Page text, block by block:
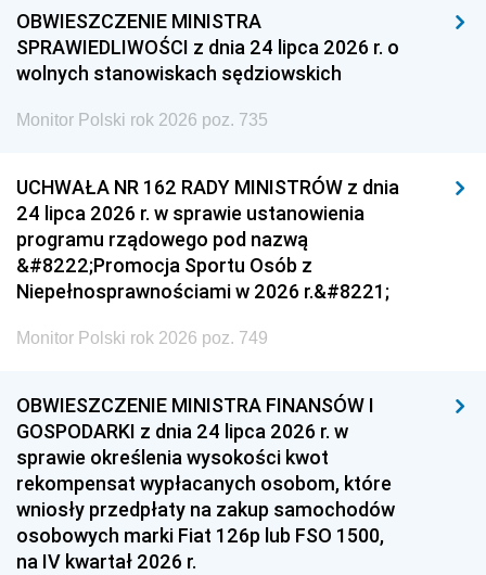
OBWIESZCZENIE MINISTRA
SPRAWIEDLIWOŚCI z dnia 24 lipca 2026 r. o
wolnych stanowiskach sędziowskich
Monitor Polski rok 2026 poz. 735
UCHWAŁA NR 162 RADY MINISTRÓW z dnia
24 lipca 2026 r. w sprawie ustanowienia
programu rządowego pod nazwą
&#8222;Promocja Sportu Osób z
Niepełnosprawnościami w 2026 r.&#8221;
Monitor Polski rok 2026 poz. 749
OBWIESZCZENIE MINISTRA FINANSÓW I
GOSPODARKI z dnia 24 lipca 2026 r. w
sprawie określenia wysokości kwot
rekompensat wypłacanych osobom, które
wniosły przedpłaty na zakup samochodów
osobowych marki Fiat 126p lub FSO 1500,
na IV kwartał 2026 r.